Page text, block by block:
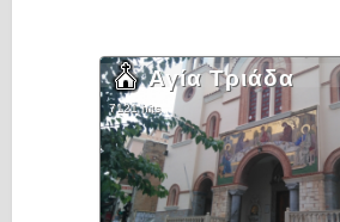
Αγία Τριάδα
7121 hits